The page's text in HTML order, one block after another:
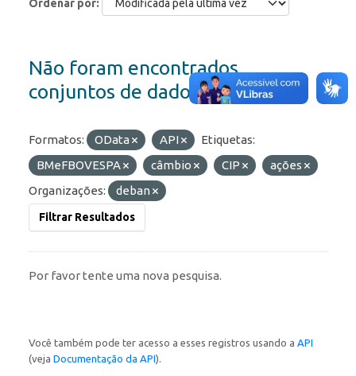
Ordenar por
Não foram encontrados
conjuntos de dados
Formatos: OData API
Etiquetas:
BMeFBOVESPA
câmbio CIP
ações
Organizações:
deban
Filtrar Resultados
Por favor tente uma nova pesquisa.
Você também pode ter acesso a esses registros usando a API
(veja Documentação da API).